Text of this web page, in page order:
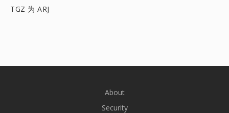
TGZ 为 ARJ
About
Security